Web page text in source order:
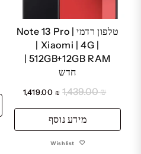
טלפון רדמי | Note 13 Pro
| Xiaomi | 4G |
512GB+12GB RAM |
חדש
₪
1,439.00
המחיר
היה:
₪ 1,439.00.
₪
1,419.00
המחיר
₪ 1,419.00.
מידע נוסף
Wishlist